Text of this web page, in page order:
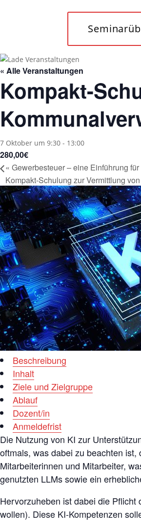
« Alle Veranstaltungen
Kompakt-
7 Oktober um 9:30 - 13:00
280,00€
« Gewerbesteuer – eine Einführung
Kompakt-Schulung zur Vermittlung
Beschreibung
Inhalt
Ziele und Zielgruppe
Ablauf
Dozent/in
Anmeldefrist
Die Nutzung von KI zur
oftmals, was dabei zu beachten
Mitarbeiterinnen und Mitarbeiter,
genutzten LLMs sowie ein
Hervorzuheben ist dabei die
wollen). Diese KI-Kompetenzen